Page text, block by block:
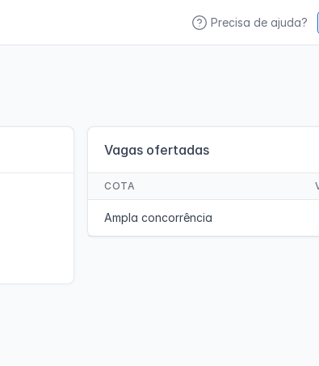
Precisa de ajuda?
Vagas ofertadas
COTA
Ampla concorrência